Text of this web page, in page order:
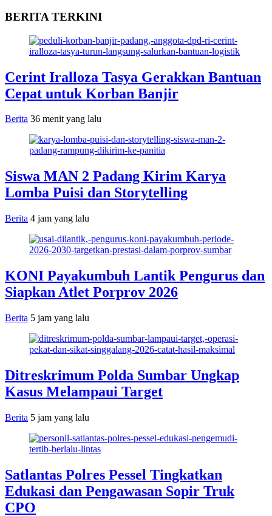
BERITA TERKINI
Cerint Iralloza Tasya Gerakkan Bantuan
Cepat untuk Korban Banjir
Berita 36 menit yang lalu
Siswa MAN 2 Padang Kirim Karya
Lomba Puisi dan Storytelling
Berita 4 jam yang lalu
KONI Payakumbuh Lantik Pengurus dan
Siapkan Atlet Porprov 2026
Berita 5 jam yang lalu
Ditreskrimum Polda Sumbar Ungkap
Kasus Melampaui Target
Berita 5 jam yang lalu
Satlantas Polres Pessel Tingkatkan
Edukasi dan Pengawasan Sopir Truk
CPO